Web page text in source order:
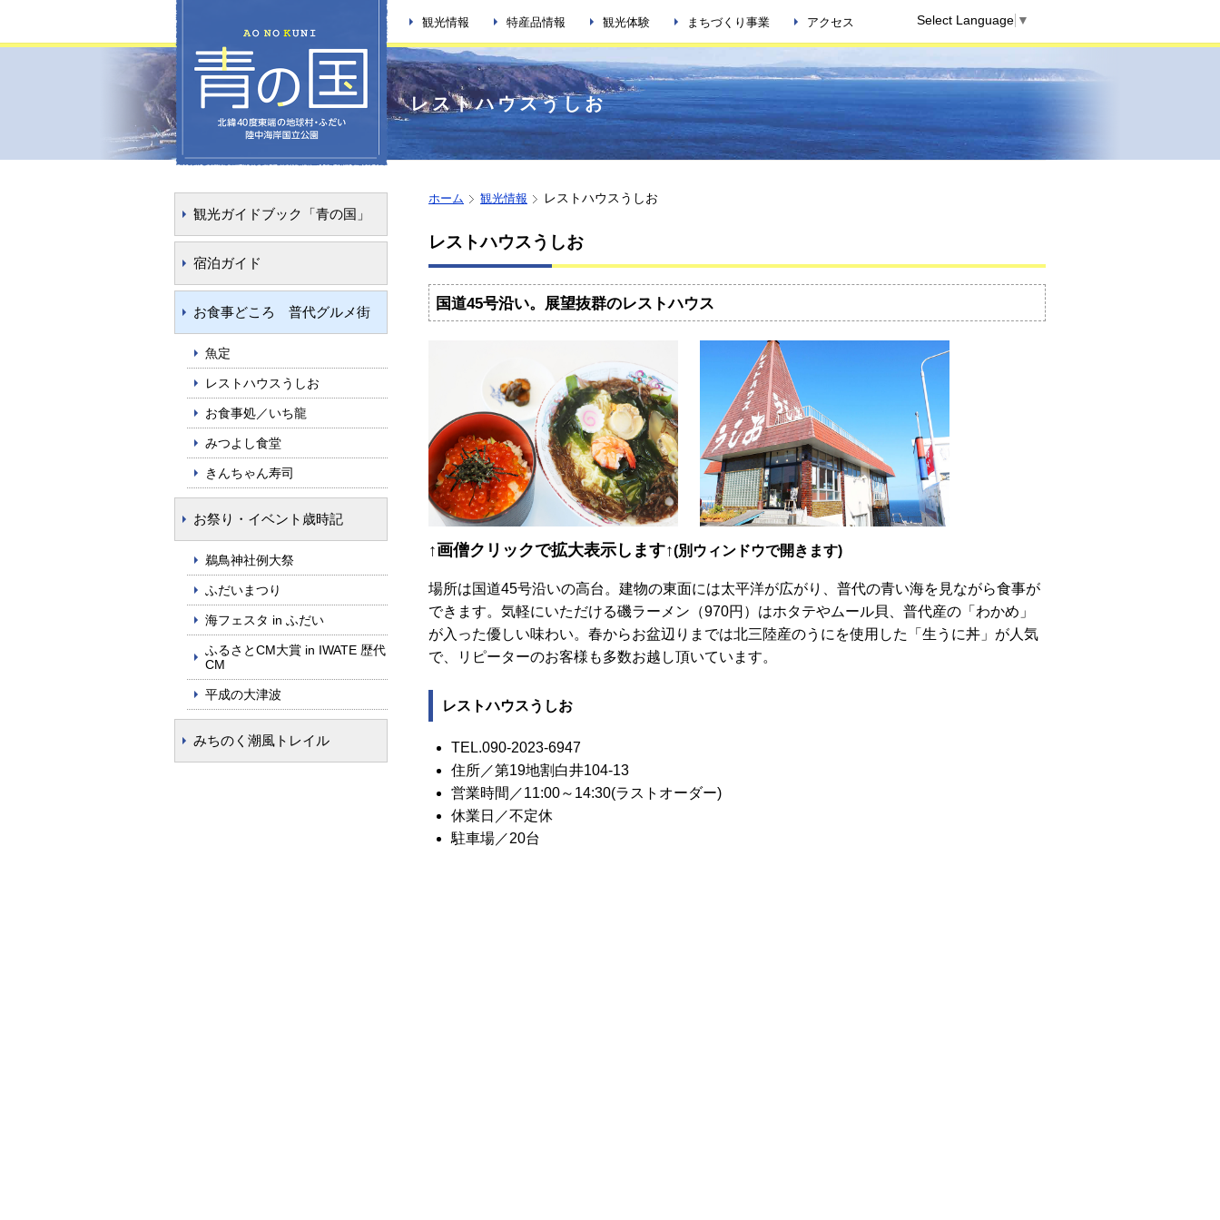
観光情報 特産品情報 観光体験 まちづくり事業 アクセス Select Language ▼
レストハウスうしお
ホーム 観光情報 レストハウスうしお
レストハウスうしお
国道45号沿い。展望抜群のレストハウス
↑画僧クリックで拡大表示します↑(別ウィンドウで開きます)
場所は国道45号沿いの高台。建物の東面には太平洋が広がり、普代の青い海を見ながら食事が
できます。気軽にいただける磯ラーメン（970円）はホタテやムール貝、普代産の「わかめ」
が入った優しい味わい。春からお盆辺りまでは北三陸産のうにを使用した「生うに丼」が人気
で、リピーターのお客様も多数お越し頂いています。
レストハウスうしお
TEL.090-2023-6947
住所／第19地割白井104-13
営業時間／11:00～14:30(ラストオーダー)
休業日／不定休
駐車場／20台
観光ガイドブック「青の国」
宿泊ガイド
お食事どころ 普代グルメ街
魚定
レストハウスうしお
お食事処／いち龍
みつよし食堂
きんちゃん寿司
お祭り・イベント歳時記
鵜鳥神社例大祭
ふだいまつり
海フェスタ in ふだい
ふるさとCM大賞 in IWATE 歴代
CM
平成の大津波
みちのく潮風トレイル